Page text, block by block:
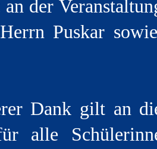
an der
Puskar
Dank gilt an
alle